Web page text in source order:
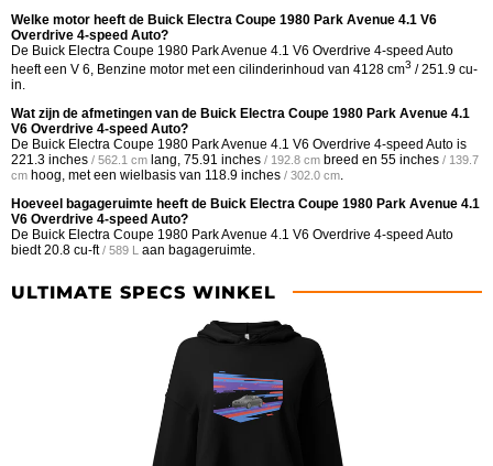
Welke motor heeft de Buick Electra Coupe 1980 Park Avenue 4.1 V6
Overdrive 4-speed Auto?
De Buick Electra Coupe 1980 Park Avenue 4.1 V6 Overdrive 4-speed Auto
heeft een V 6, Benzine motor met een cilinderinhoud van 4128 cm3 / 251.9 cu-
in.
Wat zijn de afmetingen van de Buick Electra Coupe 1980 Park Avenue 4.1
V6 Overdrive 4-speed Auto?
De Buick Electra Coupe 1980 Park Avenue 4.1 V6 Overdrive 4-speed Auto is
221.3 inches / 562.1 cm lang, 75.91 inches / 192.8 cm breed en 55 inches / 139.7
cm hoog, met een wielbasis van 118.9 inches / 302.0 cm
Hoeveel bagageruimte heeft de Buick Electra Coupe 1980 Park Avenue 4.1
V6 Overdrive 4-speed Auto?
De Buick Electra Coupe 1980 Park Avenue 4.1 V6 Overdrive 4-speed Auto
biedt20.8 cu-ft / 589 L aan bagageruimte.
ULTIMATE SPECS WINKEL